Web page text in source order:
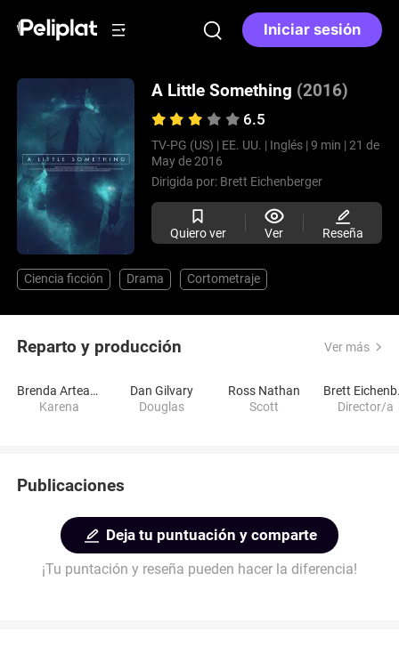
Iniciar sesión
A Little Something (2016)
6.5
TV-PG (US) | EE. UU. | Inglés | 9 min | 21 de
May de 2016
Dirigida por: Brett Eichenberger
Quiero ver Ver Reseña
Ciencia ficción Drama Cortometraje
Reparto y producción Ver más
Brenda Arteaga-Walsh
Karena
Dan Gilvary
Douglas
Ross Nathan
Scott
Director/a
Publicaciones
Deja tu puntuación y comparte
¡Tu puntación y reseña pueden hacer la diferencia!